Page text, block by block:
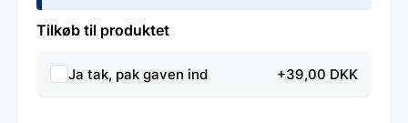
Tilkøb til produktet
Ja tak, pak gaven ind +39,00 DKK